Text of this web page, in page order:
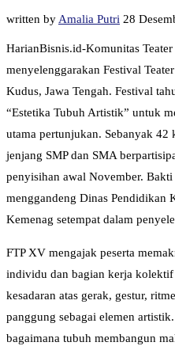
written byAmalia Putri 28
HarianBisnis.id-Komunitas
menyelenggarakan Festival
Kudus, Jawa Tengah. Festival
“Estetika Tubuh Artistik” untuk
utama pertunjukan. Sebanyak 42
jenjang SMP dan SMA
penyisihan awal November.
menggandeng Dinas Pendidikan
Kemenag setempat dalam
FTP XV mengajak peserta
individu dan bagian kerja
kesadaran atas gerak, gestur,
panggung sebagai elemen
bagaimana tubuh membangun